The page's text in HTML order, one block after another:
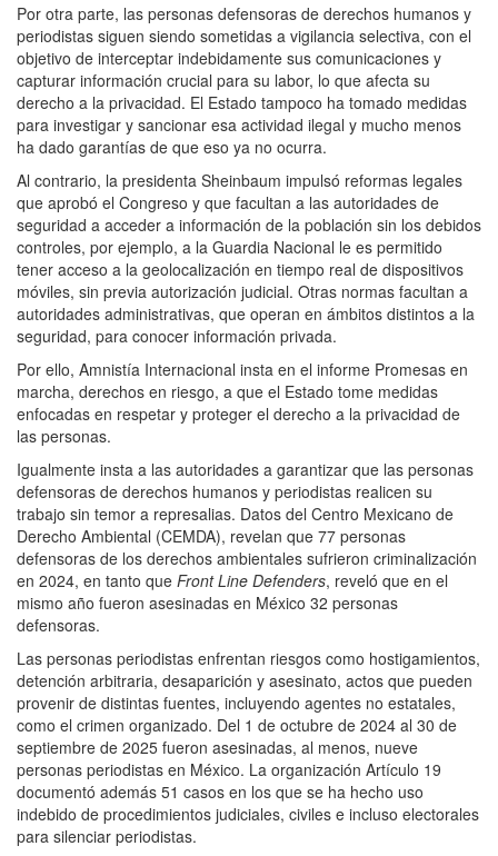
Por otra parte, las personas defensoras de derechos humanos y
periodistas siguen siendo sometidas a vigilancia selectiva, con el
objetivo de interceptar indebidamente sus comunicaciones y
capturar información crucial para su labor, lo que afecta su
derecho a la privacidad. El Estado tampoco ha tomado medidas
para investigar y sancionar esa actividad ilegal y mucho menos
ha dado garantías de que eso ya no ocurra.
Al contrario, la presidenta Sheinbaum impulsó reformas legales
que aprobó el Congreso y que facultan a las autoridades de
seguridad a acceder a información de la población sin los debidos
controles, por ejemplo, a la Guardia Nacional le es permitido
tener acceso a la geolocalización en tiempo real de dispositivos
móviles, sin previa autorización judicial. Otras normas facultan a
autoridades administrativas, que operan en ámbitos distintos a la
seguridad, para conocer información privada.
Por ello, Amnistía Internacional insta en el informe Promesas en
marcha, derechos en riesgo, a que el Estado tome medidas
enfocadas en respetar y proteger el derecho a la privacidad de
las personas.
Igualmente insta a las autoridades a garantizar que las personas
defensoras de derechos humanos y periodistas realicen su
trabajo sin temor a represalias. Datos del Centro Mexicano de
Derecho Ambiental (CEMDA), revelan que 77 personas
defensoras de los derechos ambientales sufrieron criminalización
en 2024, en tanto que Front Line Defenders, reveló que en el
mismo año fueron asesinadas en México 32 personas
defensoras.
Las personas periodistas enfrentan riesgos como hostigamientos,
detención arbitraria, desaparición y asesinato, actos que pueden
provenir de distintas fuentes, incluyendo agentes no estatales,
como el crimen organizado. Del 1 de octubre de 2024 al 30 de
septiembre de 2025 fueron asesinadas, al menos, nueve
personas periodistas en México. La organización Artículo 19
documentó además 51 casos en los que se ha hecho uso
indebido de procedimientos judiciales, civiles e incluso electorales
para silenciar periodistas.